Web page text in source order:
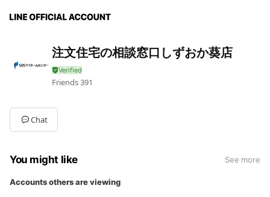
注文住宅の相談窓口しずおか葵店
Friends391
Chat
You might like See more
Accounts others are viewing